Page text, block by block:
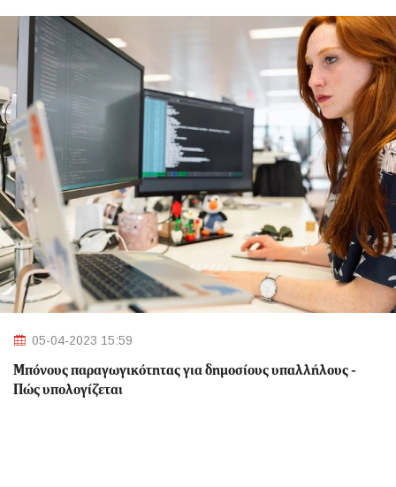
05-04-2023 15:59
Μπόνους παραγωγικότητας για δημοσίους υπαλλήλους -
Πώς υπολογίζεται